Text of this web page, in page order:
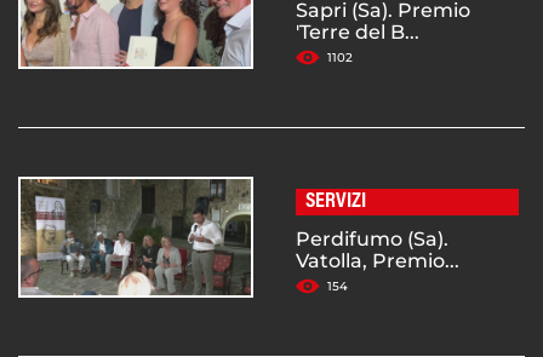
Sapri (Sa). Premio
'Terre del B...
1102
SERVIZI
Perdifumo (Sa).
Vatolla, Premio...
154